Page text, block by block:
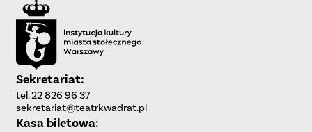
Sekretariat:
tel. 22 826 96 37
sekretariat@teatrkwadrat.pl
Kasa biletowa: